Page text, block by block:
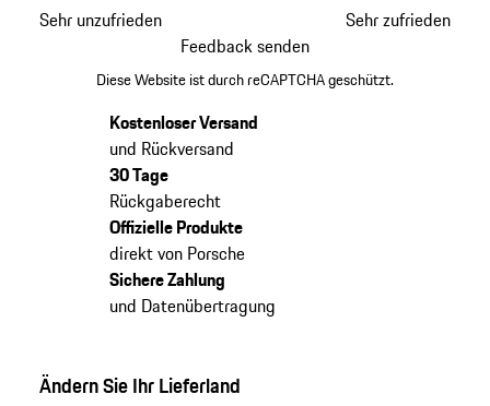
Sehr unzufrieden
Sehr zufrieden
Feedback senden
Diese Website ist durch reCAPTCHA geschützt.
Kostenloser Versand
und Rückversand
30 Tage
Rückgaberecht
Offizielle Produkte
direkt von Porsche
Sichere Zahlung
und Datenübertragung
Ändern Sie Ihr Lieferland